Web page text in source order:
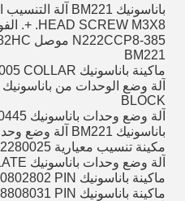
HEAD SCREW M3X8. +. الفولاذ المقاوم للصدأ (SUS30)
BM221
ماكينة باناسونيك BM221 1089680005 COLLAR
BLOCK
آلة وضع وحدات باناسونيك BM221 1089680445 غطاء
باناسونيك BM221 آلة وضع وحدات 1089680426 السكة
مكينة تنسيب معيارية 1082280025 من باناسونيك
آلة وضع وحدات باناسونيك BM221 108968002101 PLATE
ماكينة باناسونيك BM221 104880802802 PIN
ماكينة باناسونيك BM221 1048808031 PIN